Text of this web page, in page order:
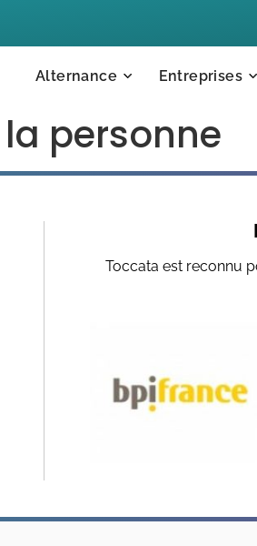
Alternance Entreprises
personne
Toccata est reconnu